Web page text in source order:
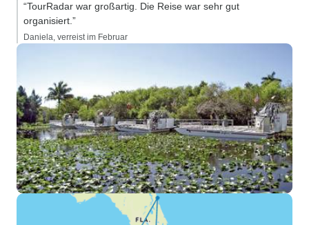
“TourRadar war großartig. Die Reise war sehr gut
organisiert.”
Daniela, verreist im Februar